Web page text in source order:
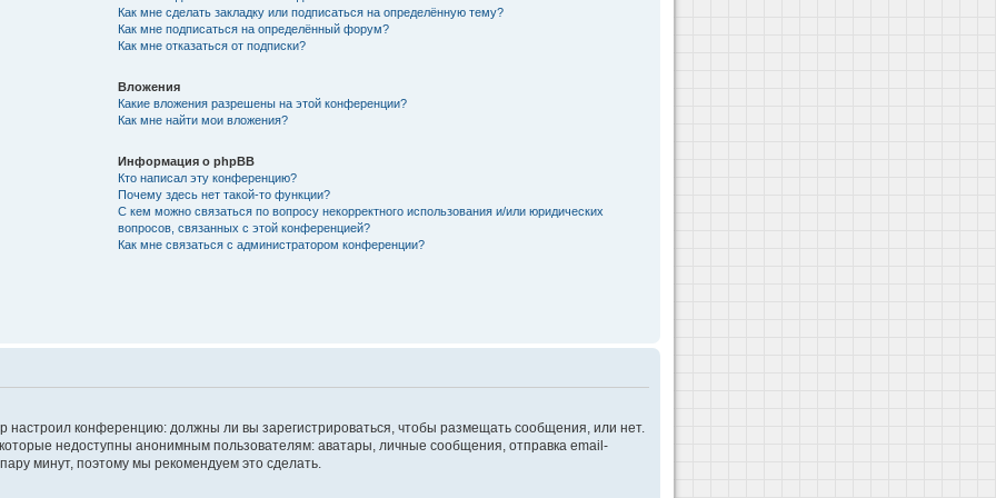
Как мне сделать закладку или подписаться на определённую тему?
Как мне подписаться на определённый форум?
Как мне отказаться от подписки?
Вложения
Какие вложения разрешены на этой конференции?
Как мне найти мои вложения?
Информация о phpBB
Кто написал эту конференцию?
Почему здесь нет такой-то функции?
С кем можно связаться по вопросу некорректного использования и/или юридических
вопросов, связанных с этой конференцией?
Как мне связаться с администратором конференции?
настроил конференцию: должны ли вы зарегистрироваться, чтобы размещать сообщения, или нет.
недоступны анонимным пользователям: аватары, личные сообщения, отправка email-
минут, поэтому мы рекомендуем это сделать.